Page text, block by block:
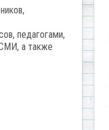
педагогами,
а также